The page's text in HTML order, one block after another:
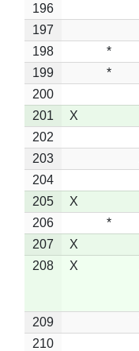
196
197
198
*
199
*
200
201
X
202
203
204
205
X
206
*
207
X
208
X
209
210